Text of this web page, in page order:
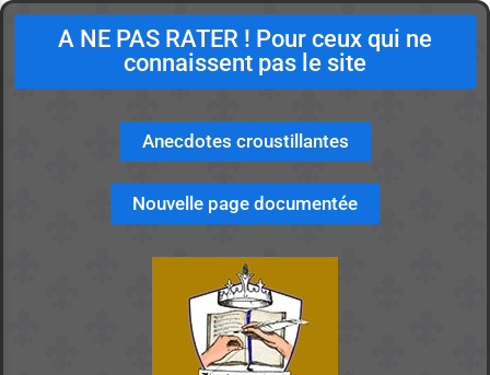
A NE PAS RATER ! Pour ceux qui ne
connaissent pas le site
Anecdotes croustillantes
Nouvelle page documentée